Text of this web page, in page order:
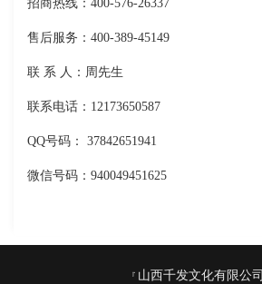
招商热线：400-576-26337
售后服务：400-389-45149
联 系 人：周先生
联系电话：12173650587
QQ号码： 37842651941
微信号码：940049451625
山西千发文化有限公司